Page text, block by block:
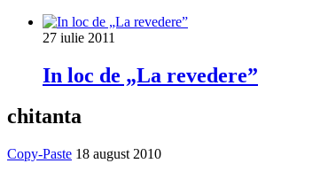
27 iulie 2011
In loc de „La revedere”
chitanta
Copy-Paste 18 august 2010